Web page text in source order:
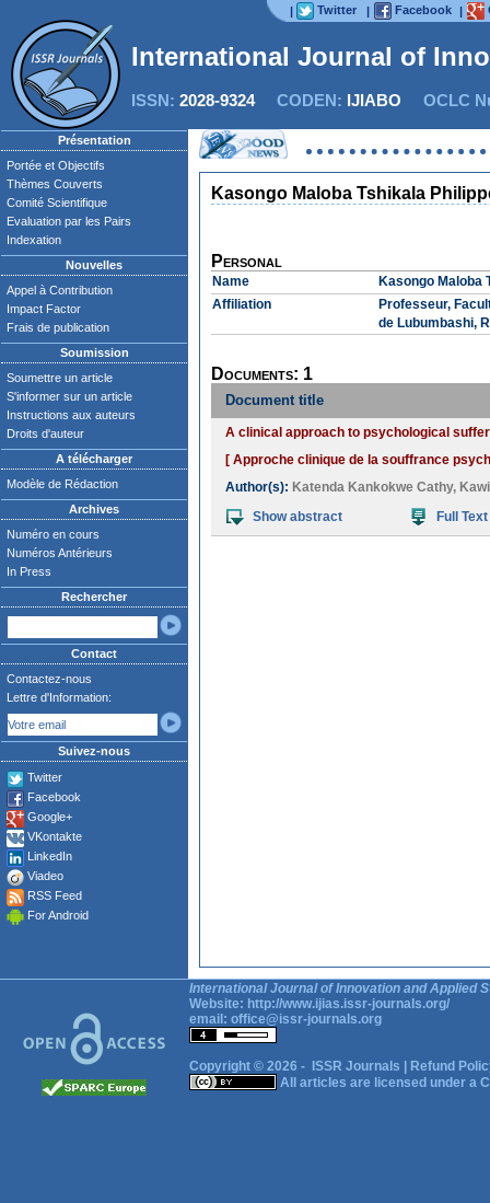
| Twitter | Facebook |
International Journal of
ISSN: 2028-9324CODEN: IJIABO OCLC
Présentation
Portée et Objectifs
Thèmes Couverts
Comité Scientifique
Evaluation par les Pairs
Indexation
Nouvelles
Appel à Contribution
Impact Factor
Frais de publication
Soumission
Soumettre un article
S'informer sur un article
Instructions aux auteurs
Droits d'auteur
A télécharger
Modèle de Rédaction
Archives
Numéro en cours
Numéros Antérieurs
In Press
Rechercher
Contact
Contactez-nous
Lettre d'Information:
Suivez-nous
Twitter
Facebook
Google+
VKontakte
LinkedIn
Viadeo
RSS Feed
For Android
Kasongo Maloba Tshikala
Personal
Name
Kasongo Maloba
Affiliation
Professeur,
de Lubumbashi,
Documents: 1
Document title
A clinical approach to psychological
[ Approche clinique de la souffrance
Author(s): Katenda Kankokwe Cathy,
Show abstract
Full Text
International Journal of Innovation and Applied
Website: http://www.ijias.issr-journals.org/
email: office@issr-journals.org
Copyright © 2026 - ISSR Journals
Refund
All articles are licensed under a